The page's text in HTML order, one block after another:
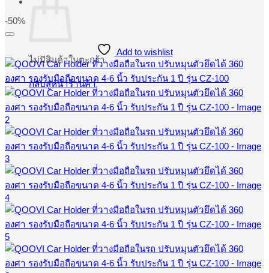
ไม่มีสินค้าในตะกร้า
กลับสู่หน้าร้านค้า
-50%
Add to wishlist